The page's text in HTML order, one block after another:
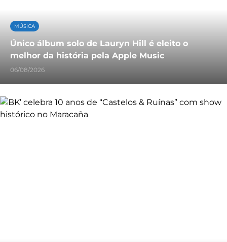
MÚSICA
Único álbum solo de Lauryn Hill é eleito o
melhor da história pela Apple Music
06/08/2026